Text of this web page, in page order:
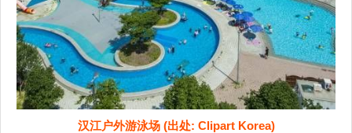
汉江户外游泳场 (出处: Clipart Korea)